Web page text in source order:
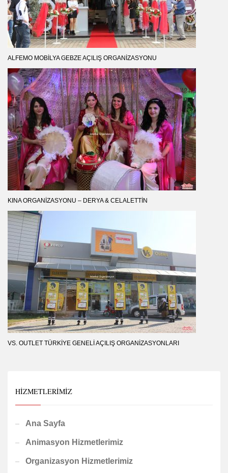
ALFEMO MOBILYA GEBZE AÇILIŞ ORGANIZASYONU
KINA ORGANIZASYONU – DERYA & CELALETTIN
VS. OUTLET TÜRKIYE GENELI AÇILIŞ ORGANIZASYONLARI
HIZMETLERIMIZ
Ana Sayfa
Animasyon Hizmetlerimiz
Organizasyon Hizmetlerimiz